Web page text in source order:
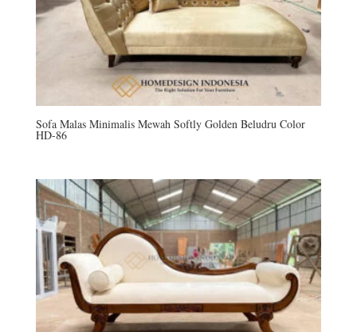
Sofa Malas Minimalis Mewah Softly Golden Beludru Color
HD-86